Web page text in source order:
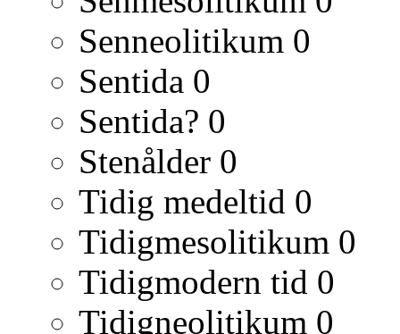
Senneolitikum 0
Sentida 0
Sentida? 0
Stenålder 0
Tidig medeltid 0
Tidigmesolitikum 0
Tidigmodern tid 0
Tidigneolitikum 0